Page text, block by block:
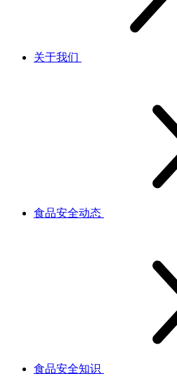
关于我们
食品安全动态
食品安全知识